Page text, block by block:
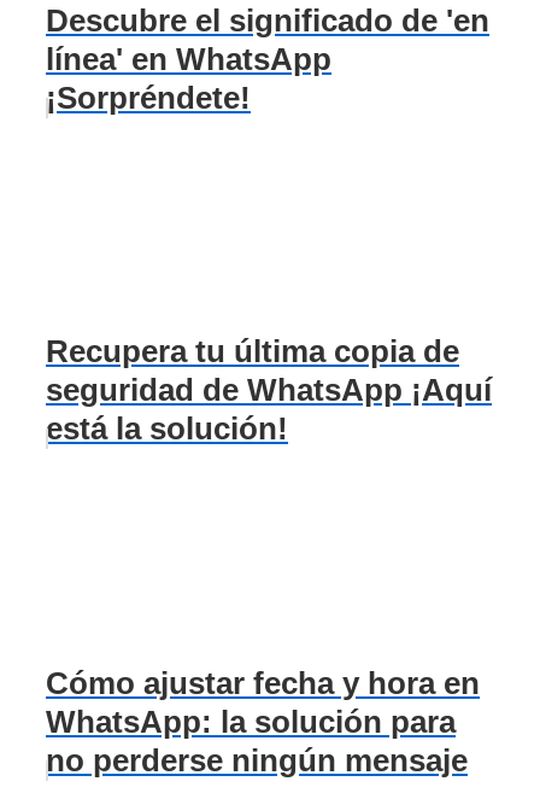
Descubre el significado de 'en
línea' en WhatsApp
¡Sorpréndete!
Recupera tu última copia de
seguridad de WhatsApp ¡Aquí
está la solución!
Cómo ajustar fecha y hora en
WhatsApp: la solución para
no perderse ningún mensaje